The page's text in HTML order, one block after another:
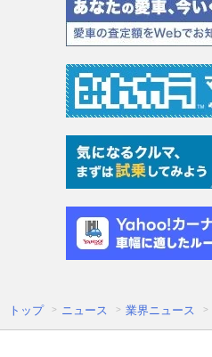
トップ ニュース 業界ニュース